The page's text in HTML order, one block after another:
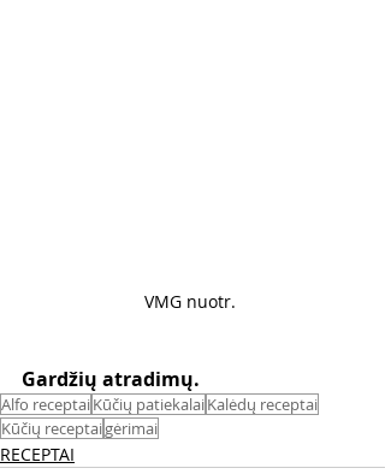
VMG nuotr.
Gardžių atradimų.
Alfo receptaiKūčių patiekalaiKalėdų receptai
Kūčių receptaigėrimai
RECEPTAI